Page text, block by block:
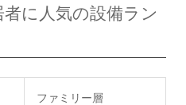
者に人気の設備ラン
ファミリー層